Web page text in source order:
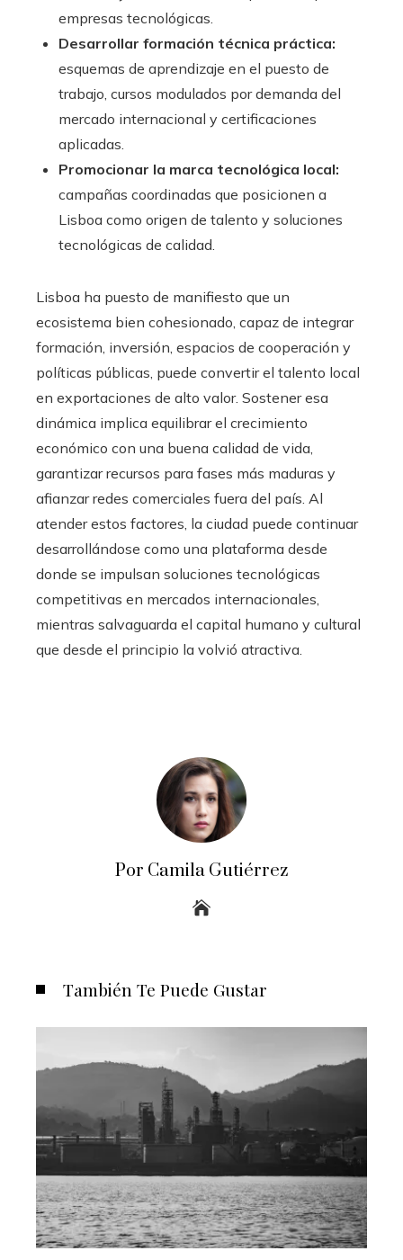
empresas tecnológicas.
Desarrollar formación técnica práctica:
esquemas de aprendizaje en el puesto de
trabajo, cursos modulados por demanda del
mercado internacional y certificaciones
aplicadas.
Promocionar la marca tecnológica local:
campañas coordinadas que posicionen a
Lisboa como origen de talento y soluciones
tecnológicas de calidad.
Lisboa ha puesto de manifiesto que un
ecosistema bien cohesionado, capaz de integrar
formación, inversión, espacios de cooperación y
políticas públicas, puede convertir el talento local
en exportaciones de alto valor. Sostener esa
dinámica implica equilibrar el crecimiento
económico con una buena calidad de vida,
garantizar recursos para fases más maduras y
afianzar redes comerciales fuera del país. Al
atender estos factores, la ciudad puede continuar
desarrollándose como una plataforma desde
donde se impulsan soluciones tecnológicas
competitivas en mercados internacionales,
mientras salvaguarda el capital humano y cultural
que desde el principio la volvió atractiva.
Por Camila Gutiérrez
También Te Puede Gustar